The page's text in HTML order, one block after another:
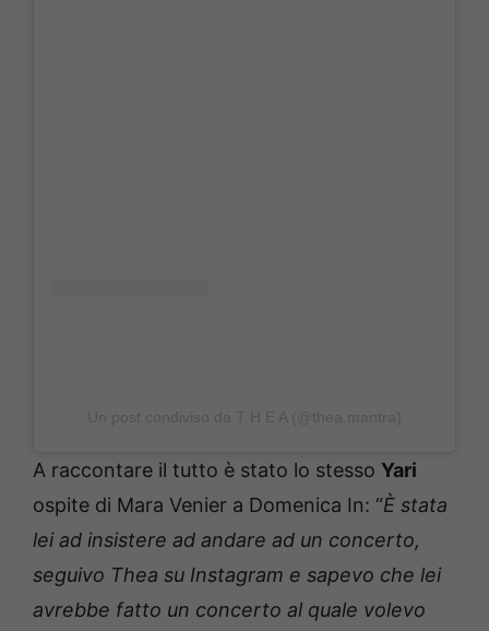
A raccontare il tutto è stato lo stesso Yari
ospite di Mara Venier a Domenica In: “È stata
lei ad insistere ad andare ad un concerto,
seguivo Thea su Instagram e sapevo che lei
avrebbe fatto un concerto al quale volevo